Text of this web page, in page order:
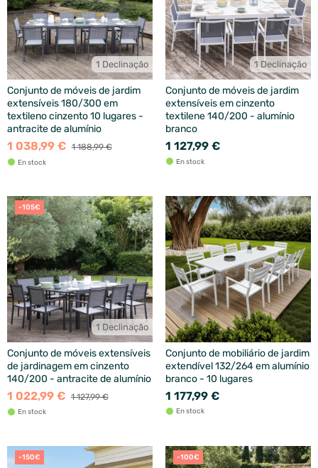
1 Declinação
Conjunto de móveis de jardim
extensíveis 180/300 em
textileno cinzento 10 lugares -
antracite de alumínio
1 038,99 € 1 188,99 €
En stock
1 Declinação
Conjunto de móveis de jardim
extensíveis em cinzento
textilene 140/200 - alumínio
branco
1 127,99 €
En stock
-105€
1 Declinação
Conjunto de móveis extensíveis
de jardinagem em cinzento
140/200 - antracite de alumínio
1 022,99 € 1 127,99 €
En stock
Conjunto de mobiliário de jardim
extendível 132/264 em alumínio
branco - 10 lugares
1 177,99 €
En stock
-150€ -100€